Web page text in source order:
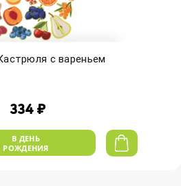
с вареньем
334 ₽
В ДЕНЬ
РОЖДЕНИЯ